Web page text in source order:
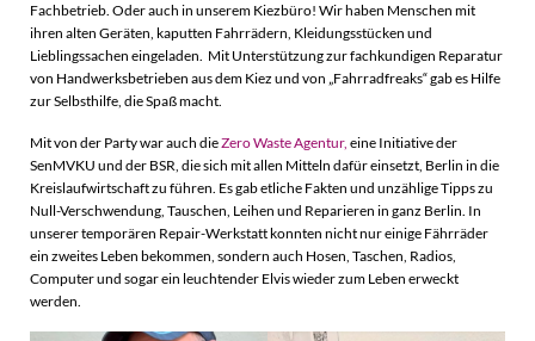
Fachbetrieb. Oder auch in unserem Kiezbüro! Wir haben Menschen mit
ihren alten Geräten, kaputten Fahrrädern, Kleidungsstücken und
Lieblingssachen eingeladen. Mit Unterstützung zur fachkundigen Reparatur
von Handwerksbetrieben aus dem Kiez und von „Fahrradfreaks“ gab es Hilfe
zur Selbsthilfe, die Spaß macht.
Mit von der Party war auch dieZero Waste Agentur, eine Initiative der
SenMVKU und der BSR, die sich mit allen Mitteln dafür einsetzt, Berlin in die
Kreislaufwirtschaft zu führen. Es gab etliche Fakten und unzählige Tipps zu
Null-Verschwendung, Tauschen, Leihen und Reparieren in ganz Berlin. In
unserer temporären Repair-Werkstatt konnten nicht nur einige Fährräder
ein zweites Leben bekommen, sondern auch Hosen, Taschen, Radios,
Computer und sogar ein leuchtender Elvis wieder zum Leben erweckt
werden.